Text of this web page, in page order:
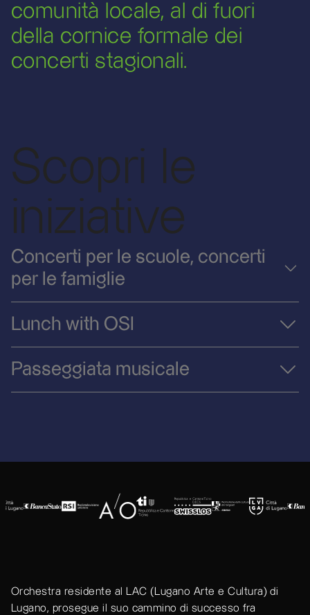
comunità locale, al di fuori
della cornice formale dei
concerti stagionali.
Scopri le
iniziative
Concerti per le scuole, concerti
per le famiglie
Lunch with OSI
Passeggiata musicale
Orchestra residente al LAC (Lugano Arte e Cultura) di
Lugano, prosegue il suo cammino di successo fra